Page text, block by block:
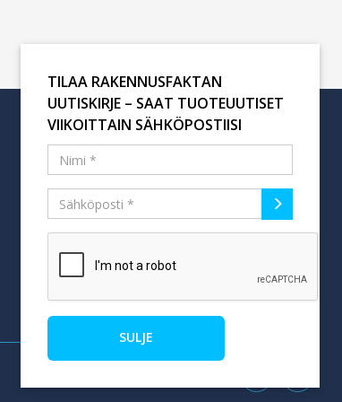
TILAA RAKENNUSFAKTAN
UUTISKIRJE – SAAT TUOTEUUTISET
VIIKOITTAIN SÄHKÖPOSTIISI
SULJE